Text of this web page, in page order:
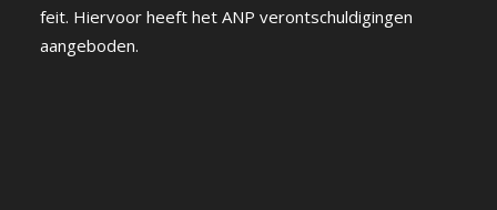
feit. Hiervoor heeft het ANP verontschuldigingen
aangeboden.